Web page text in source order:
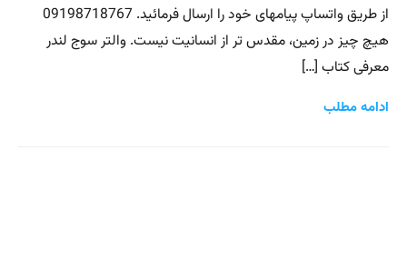
هیچ چیز در زمین، مقدس تر از انسانیت نیست. والتر سوج لندر
معرفی کتاب […]
ادامه مطلب